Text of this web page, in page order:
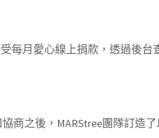
每月愛心線上捐款，透過後台
商之後，MARStree團隊訂造了